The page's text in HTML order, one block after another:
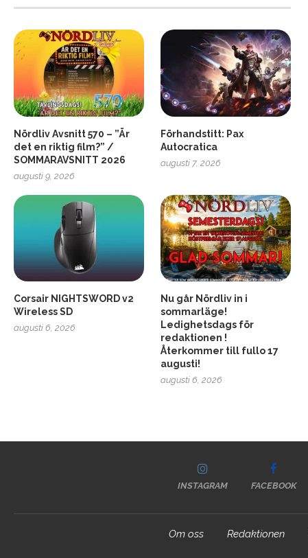
Nördliv Avsnitt 570 – ”Är
det en riktig film?” /
SOMMARAVSNITT 2026
augusti 9, 2026
Förhandstitt: Pax
Autocratica
augusti 7, 2026
Corsair NIGHTSWORD v2
Wireless SD
augusti 6, 2026
Nu går Nördliv in i
sommarläge!
Ledighetsdags för
redaktionen !
Återkommer till fullo 17
augusti!
augusti 6, 2026
Soundcore Liberty 5 Pro
INSTAGRAM FACEBOOK
Om oss Redaktionen